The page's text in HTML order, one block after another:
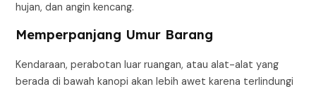
hujan, dan angin kencang.
Memperpanjang Umur Barang
Kendaraan, perabotan luar ruangan, atau alat-alat yang
berada di bawah kanopi akan lebih awet karena terlindungi